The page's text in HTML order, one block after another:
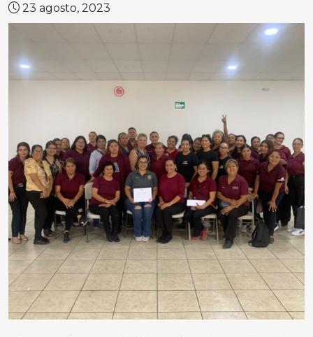
23 agosto, 2023